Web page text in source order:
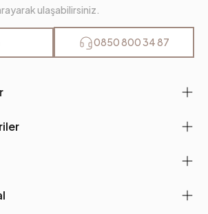
ulaşabilirsiniz.
0850 800 34 87